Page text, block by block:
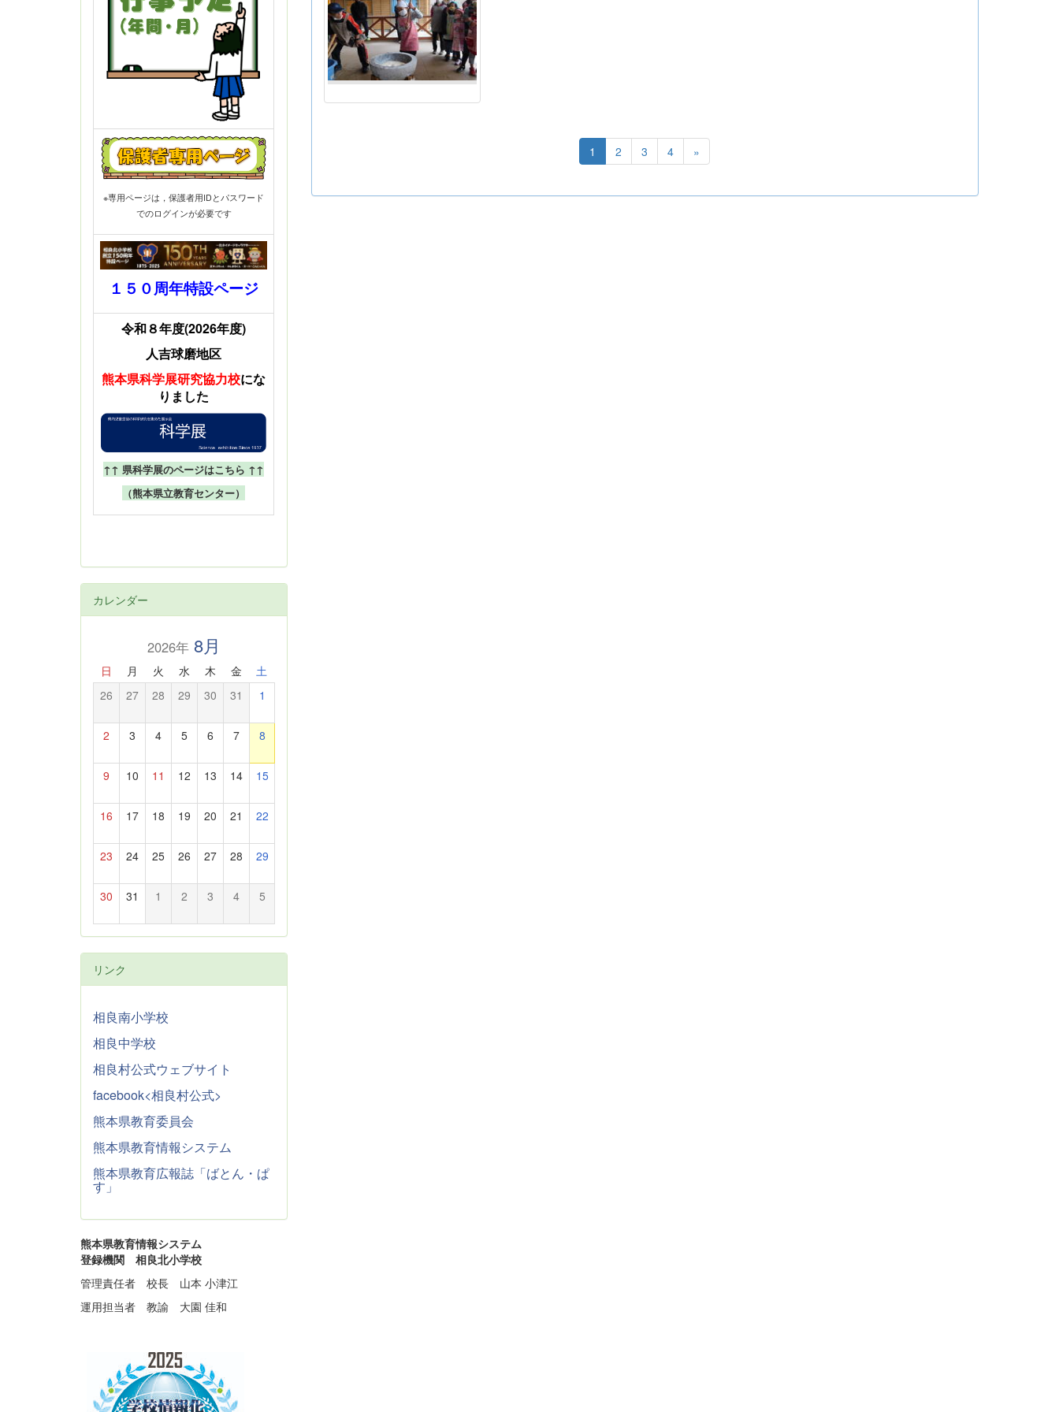
1 2 3 4 »
※専用ページは，保護者用IDとパスワード
でのログインが必要です
１５０周年特設ページ
令和８年度(2026年度)
人吉球磨地区
熊本県科学展研究協力校にな
りました
↑↑ 県科学展のページはこちら ↑↑
（熊本県立教育センター）
カレンダー
2026年8月
日 月 火 水 木 金 土
26 27 28 29 30 31 1
2 3 4 5 6 7 8
9 10 11 12 13 14 15
16 17 18 19 20 21 22
23 24 25 26 27 28 29
30 31 1 2 3 4 5
リンク
相良南小学校
相良中学校
相良村公式ウェブサイト
facebook<相良村公式>
熊本県教育委員会
熊本県教育情報システム
熊本県教育広報誌「ばとん・ぱ
す」
熊本県教育情報システム
登録機関 相良北小学校
管理責任者 校長 山本 小津江
運用担当者 教諭 大園 佳和